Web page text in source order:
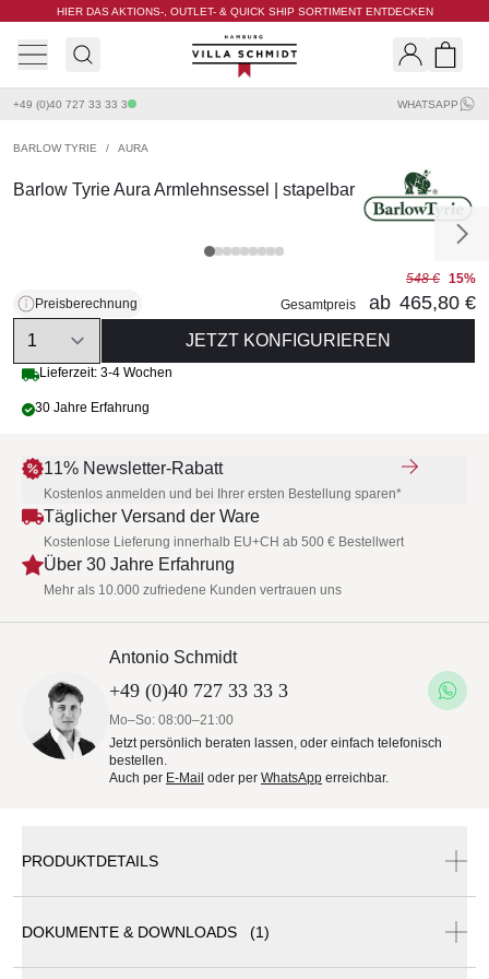
HIER DAS AKTIONS-, OUTLET- & QUICK SHIP SORTIMENT ENTDECKEN
Villa Schmidt
+49 (0)40 727 33 33 3 WHATSAPP
BARLOW TYRIE / AURA
Barlow Tyrie Aura Armlehnsessel | stapelbar
Preisberechnung
548 € 15%
Gesamtpreis
ab 465,80 €
Quantity
JETZT KONFIGURIEREN
Lieferzeit: 3-4 Wochen
30 Jahre Erfahrung
11% Newsletter-Rabatt
Kostenlos anmelden und bei Ihrer ersten Bestellung sparen*
Täglicher Versand der Ware
Kostenlose Lieferung innerhalb EU+CH ab 500 € Bestellwert
Über 30 Jahre Erfahrung
Mehr als 10.000 zufriedene Kunden vertrauen uns
Antonio Schmidt
+49 (0)40 727 33 33 3
Mo–So: 08:00–21:00
Jetzt persönlich beraten lassen, oder einfach telefonisch
bestellen.
Auch per E-Mail oder per WhatsApp erreichbar.
PRODUKTDETAILS
DOKUMENTE & DOWNLOADS (1)